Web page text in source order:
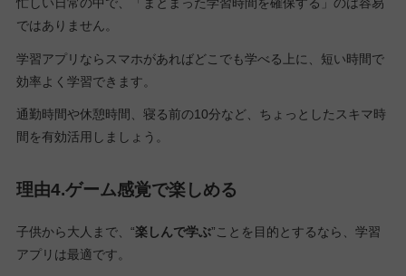
忙しい日常の中で、「まとまった学習時間を確保する」のは容易
ではありません。
学習アプリならスマホがあればどこでも学べる上に、短い時間で
効率よく学習できます。
通勤時間や休憩時間、寝る前の10分など、ちょっとしたスキマ時
間を有効活用しましょう。
理由4.ゲーム感覚で楽しめる
子供から大人まで、“楽しんで学ぶ”ことを目的とするなら、学習
アプリは最適です。